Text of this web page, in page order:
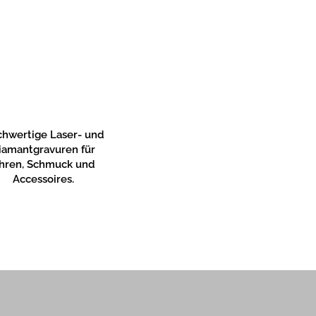
Laser- und
für
Schmuck und
Accessoires.